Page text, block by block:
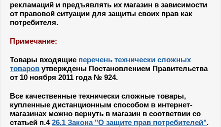
рекламаций и предъявлять их магазин в зависимости
от правовой ситуации для защиты своих прав как
потребителя.
Примечание:
Товары входящие перечень технически сложных
товаров утверждены Постановлением Правительства
от 10 ноября 2011 года № 924.
Все качественные технически сложные товары,
купленные дистанционным способом в интернет-
магазинах можно вернуть в магазин в соответвии со
статьей п.426.1 Закона "О защите прав потребителей".